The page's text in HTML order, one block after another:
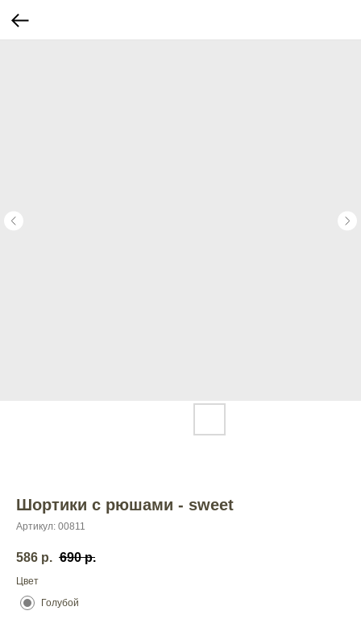
Шортики с рюшами - sweet
Артикул: 00811
586 р. 690 р.
Цвет
Голубой